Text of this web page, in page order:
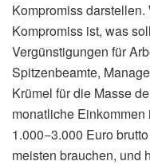
Kompromiss
Kompromiss ist, was
Vergünstigungen für
Spitzenbeamte,
Krümel für die Masse
monatliche
1.000−3.000 Euro
meisten brauchen, und